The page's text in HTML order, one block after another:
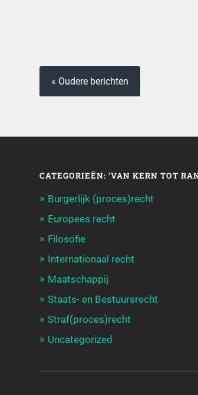
« Oudere berichten
CATEGORIEËN: ‘VAN KERN TOT
Burgerlijk (proces)recht
Europees recht
Filosofie
Internationaal recht
Maatschappij
Staats- en Bestuursrecht
Straf(proces)recht
Uncategorized